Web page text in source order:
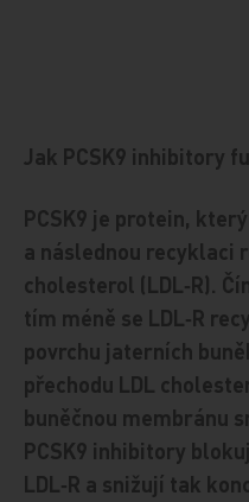
Jak PCSK9 inhibitory
PCSK9 je protein,
a následnou recyklaci
cholesterol (LDL‑R).
tím méně se LDL‑R
povrchu jaterních
přechodu LDL
buněčnou membránu
PCSK9 inhibitory
LDL‑R a snižují tak